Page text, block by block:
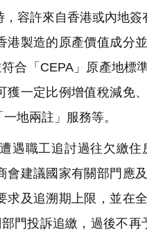
容許來自香港或內地
港製造的原產價值成分
合「CEPA」原產地標
一定比例增值稅減免
地兩註」服務等。
遇職工追討過往欠繳
建議國家有關部門應
求及追溯期上限，並在
門投訴追繳，過後不